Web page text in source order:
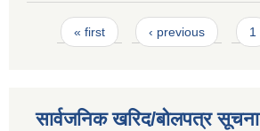
Pages
« first ‹ previous 1
सार्वजनिक खरिद/बोलपत्र सूचना